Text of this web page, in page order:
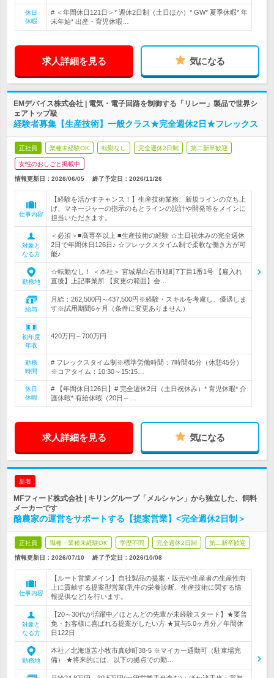
休日
休暇
# ＜年間休日121日＞* 週休2日制（土日ほか）* GW* 夏季休暇* 年
末年始* 出産・育児休暇…
求人詳細を見る 気になる
EMデバイス株式会社 | 電気・電子回路を制御する「リレー」製品で世界シ
ェアトップ級
経験者募集【生産技術】一般クラス★完全週休2日★フレックス
正社員 業種未経験OK 転勤なし 完全週休2日制 第二新卒歓迎
女性のおしごと掲載中
情報更新日：2026/06/05 終了予定日： 2026/11/26
仕事内容
【経験を活かすチャンス！】生産技術業務、新規ラインの立ち上
げ、マネージャーの指示のもとラインの設計や開発等をメインに
担当いただきます。
対象と
なる方
＜必須＞■高専卒以上 ■生産技術の経験 ☆土日祝休みの完全週休
2日で年間休日126日♪ ☆フレックスタイム制で柔軟な働き方が可
能♪
勤務地
☆転勤なし！ ＜本社＞ 宮城県白石市旭町7丁目1番1号 【雇入れ
直後】上記事業所 【変更の範囲】会…
給与
月給：262,500円～437,500円※経験・スキルを考慮し、優遇しま
す※試用期間6ヶ月（条件に変更ありません）
初年度
年収
420万円～700万円
勤務
時間
# フレックスタイム制※標準労働時間：7時間45分（休憩45分）
※コアタイム：10:30～15:15…
休日
休暇
# 【年間休日126日】# 完全週休2日（土日祝休み）* 育児休暇* 介
護休暇* 有給休暇（20日～…
求人詳細を見る 気になる
新着
MFフィード株式会社 | キリングループ「メルシャン」から独立した、飼料
メーカーです
酪農家の運営をサポートする【提案営業】<完全週休2日制＞
正社員 職種・業種未経験OK 学歴不問 完全週休2日制 第二新卒歓迎
情報更新日：2026/07/10 終了予定日： 2026/10/08
仕事内容
【ルート営業メイン】自社製品の提案・販売や生産者の生産性向
上に貢献する提案型営業(乳牛の栄養診断、生産技術に関する情
報提供など)を行います。
対象と
なる方
【20～30代が活躍中／ほとんどの先輩が未経験スタート】★要普
免・お客様に喜ばれる提案がしたい方 ★賞与5.0ヶ月分／年間休
日122日
勤務地
本社／北海道苫小牧市真砂町38-5 ※マイカー通勤可（駐車場完
備） ★将来的には、以下の拠点での勤…